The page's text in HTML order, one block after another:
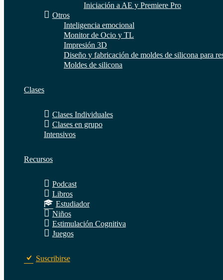
Iniciación a AE y Premiere Pro
Otros
Inteligencia emocional
Monitor de Ocio y TL
Impresión 3D
Diseño y fabricación de moldes de silicona para
Moldes de silicona
Clases
Clases Individuales
Clases en grupo
Intensivos
Recursos
Podcast
Libros
Estudiador
Niños
Estimulación Cognitiva
Juegos
Suscribirse